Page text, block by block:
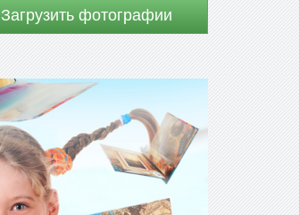
Загрузить фотографии